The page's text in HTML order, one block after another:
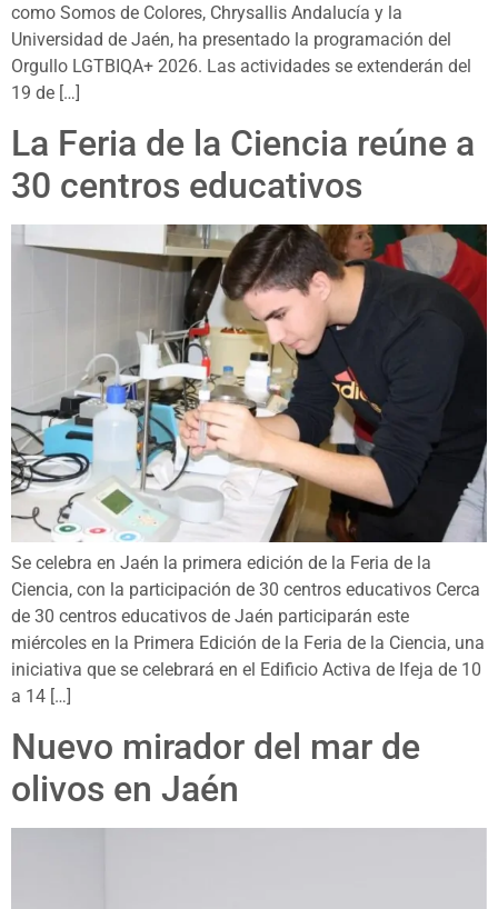
como Somos de Colores, Chrysallis Andalucía y la
Universidad de Jaén, ha presentado la programación del
Orgullo LGTBIQA+ 2026. Las actividades se extenderán del
19 de […]
La Feria de la Ciencia reúne a
30 centros educativos
Se celebra en Jaén la primera edición de la Feria de la
Ciencia, con la participación de 30 centros educativos Cerca
de 30 centros educativos de Jaén participarán este
miércoles en la Primera Edición de la Feria de la Ciencia, una
iniciativa que se celebrará en el Edificio Activa de Ifeja de 10
a 14 […]
Nuevo mirador del mar de
olivos en Jaén